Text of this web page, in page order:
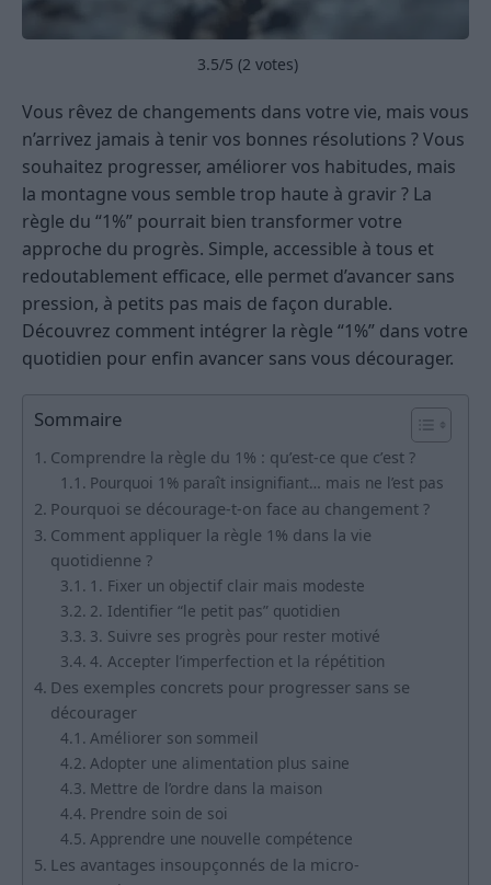
3.5/5 (2 votes)
Vous rêvez de changements dans votre vie, mais vous
n’arrivez jamais à tenir vos bonnes résolutions ? Vous
souhaitez progresser, améliorer vos habitudes, mais
la montagne vous semble trop haute à gravir ? La
règle du “1%” pourrait bien transformer votre
approche du progrès. Simple, accessible à tous et
redoutablement efficace, elle permet d’avancer sans
pression, à petits pas mais de façon durable.
Découvrez comment intégrer la règle “1%” dans votre
quotidien pour enfin avancer sans vous décourager.
Sommaire
Comprendre la règle du 1% : qu’est-ce que c’est ?
Pourquoi 1% paraît insignifiant… mais ne l’est pas
Pourquoi se décourage-t-on face au changement ?
Comment appliquer la règle 1% dans la vie
quotidienne ?
1. Fixer un objectif clair mais modeste
2. Identifier “le petit pas” quotidien
3. Suivre ses progrès pour rester motivé
4. Accepter l’imperfection et la répétition
Des exemples concrets pour progresser sans se
décourager
Améliorer son sommeil
Adopter une alimentation plus saine
Mettre de l’ordre dans la maison
Prendre soin de soi
Apprendre une nouvelle compétence
Les avantages insoupçonnés de la micro-